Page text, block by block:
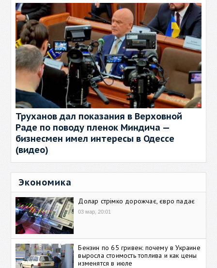
Труханов дал показания в Верховной
Раде по поводу пленок Миндича —
бизнесмен имел интересы в Одессе
(видео)
Экономика
Долар стрімко дорожчає, євро падає
03 мар, 20:01
Бензин по 65 гривен: почему в Украине
выросла стоимость топлива и как цены
изменятся в июле